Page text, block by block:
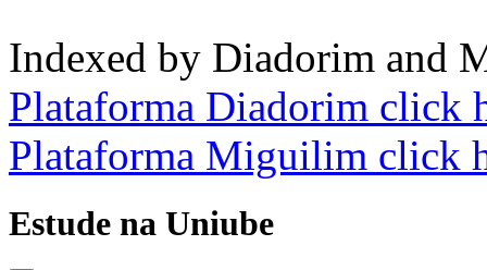
Indexed by Diadorim and
Plataforma Diadorim click
Plataforma Miguilim click
Estude na Uniube